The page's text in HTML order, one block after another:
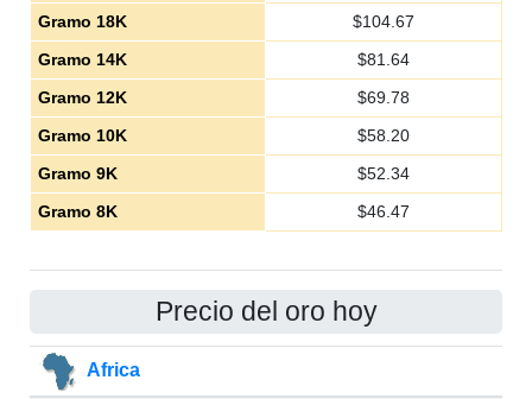
Gramo 18K
$104.67
Gramo 14K
$81.64
Gramo 12K
$69.78
Gramo 10K
$58.20
Gramo 9K
$52.34
Gramo 8K
$46.47
Precio del oro hoy
Africa